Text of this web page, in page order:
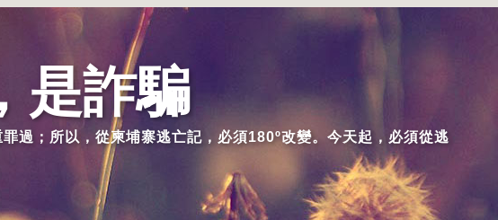
是詐騙
過；所以，從柬埔寨逃亡記，必須180º改變。今天起，必須從逃